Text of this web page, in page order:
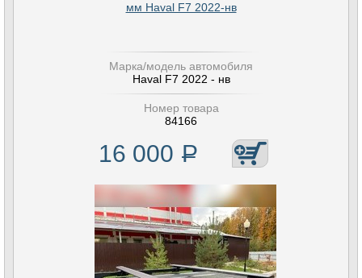
мм Haval F7 2022-нв
Марка/модель автомобиля
Haval F7 2022 - нв
Номер товара
84166
16 000 Р